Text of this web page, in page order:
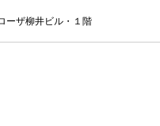
ーザ柳井ビル・１階